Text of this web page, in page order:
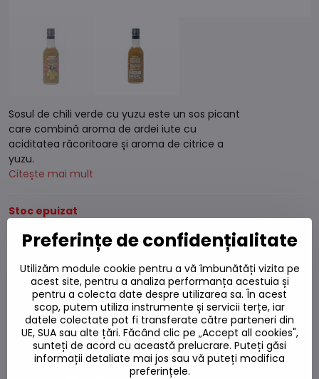
Sosul de chili verde cu yuzu este un sos picant
care combină aroma de ardei iute cu
aciditatea răcoritoare și aroma de citrice a
yuzu.
Citește mai mult
Stoc epuizat
33,84 L
27,96 Lexcl. TVA
Adaugă la favorite
Adăugați la listă
Watchdog
Livrări
Număr depozit:
S7#SK#B7315#1
Preferințe de confidențialitate
Utilizăm module cookie pentru a vă îmbunătăți vizita pe
acest site, pentru a analiza performanța acestuia și
pentru a colecta date despre utilizarea sa. În acest
scop, putem utiliza instrumente și servicii terțe, iar
datele colectate pot fi transferate către parteneri din
UE, SUA sau alte țări. Făcând clic pe „Accept all cookies",
sunteți de acord cu această prelucrare. Puteți găsi
informații detaliate mai jos sau vă puteți modifica
preferințele.